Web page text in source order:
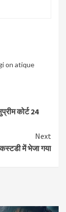
on atique
कोर्ट 24
Next
में भेजा गया